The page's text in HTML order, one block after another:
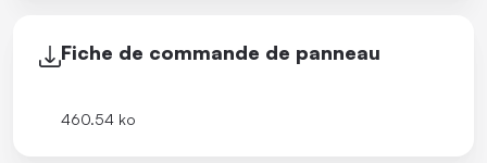
Fiche de commande de panneau
460.54 ko